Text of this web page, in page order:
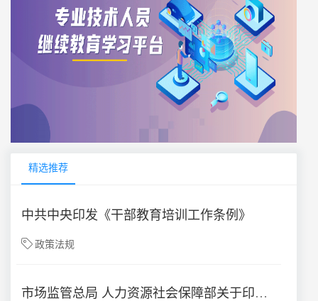
精选推荐
中共中央印发《干部教育培训工作条例》
政策法规
市场监管总局 人力资源社会保障部关于印发《设备监理师职业资格制度规定》《设备监理师职业资格考试实施办法》的通知